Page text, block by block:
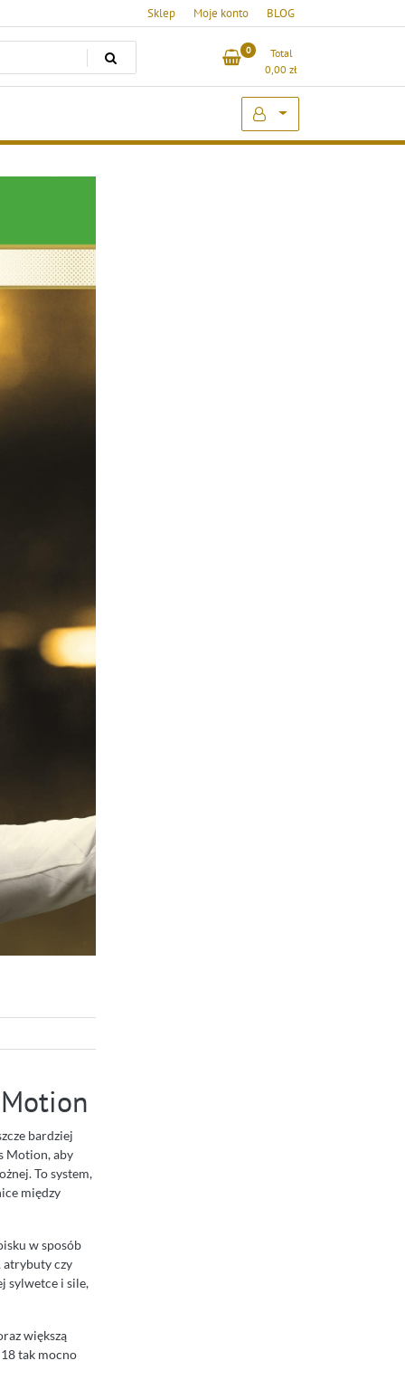
Sklep Moje konto BLOG
0
Total
0,00 zł
bardziej
Motion, aby
To system,
między
w sposób
atrybuty czy
sylwetce i sile,
większą
tak mocno